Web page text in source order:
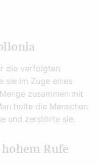
die verfolgten
sie im Zuge eines
zusammen mit
holte die Menschen
und zerstörte sie.
Rufe